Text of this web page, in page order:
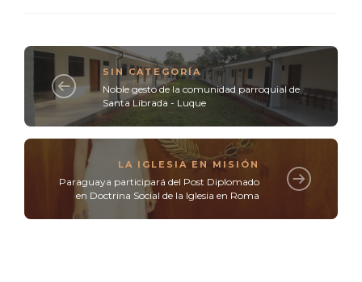
SIN CATEGORÍA
Noble gesto de la comunidad parroquial de
Santa Librada - Luque
LA IGLESIA EN MISIÓN
Paraguaya participará del Post Diplomado
en Doctrina Social de la Iglesia en Roma